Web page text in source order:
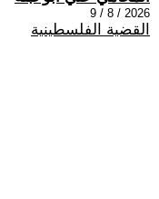
2026 / 8 / 9
القضية الفلسطينية